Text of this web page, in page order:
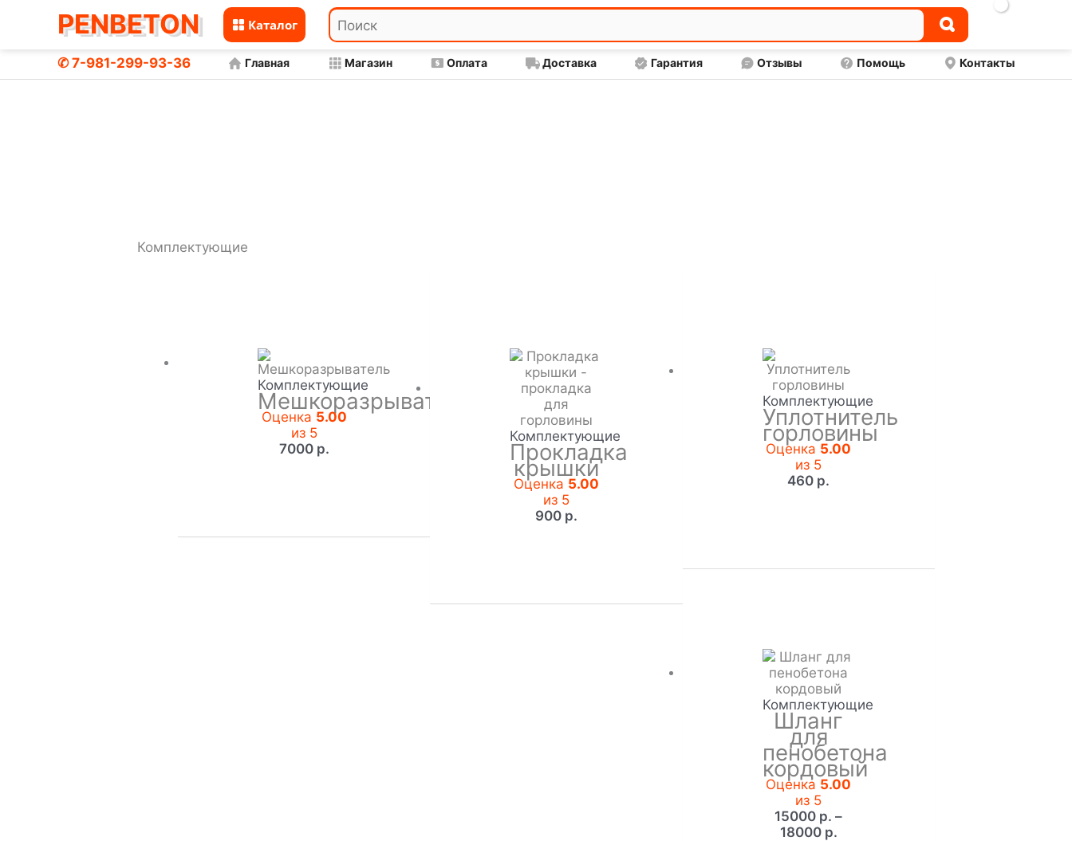
✆ 7-981-299-93-36 Главная Магазин Оплата Доставка Гарантия Отзывы Помощь Контакты
PENBETON Каталог 
содержимому
Главная Товары Комплектующие
Комплектующие
Комплектующие
Мешкоразрыватель
Оценка 5.00
из 5
7000 р.
Комплектующие
Прокладка
крышки
Оценка 5.00
из 5
900 р.
Комплектующие
Уплотнитель
горловины
Оценка 5.00
из 5
460 р.
Комплектующие
Шланг
для
пенобетона
кордовый
Оценка 5.00
из 5
15000 р. –
18000 р.Диапазон